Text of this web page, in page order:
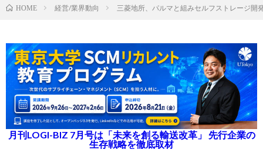
HOME 経営/業界動向 三菱地所、パルマと組みセルフストレージ開
月刊LOGI-BIZ 7月号は「未来を創る輸送改革」 先行企業の
生存戦略を徹底取材